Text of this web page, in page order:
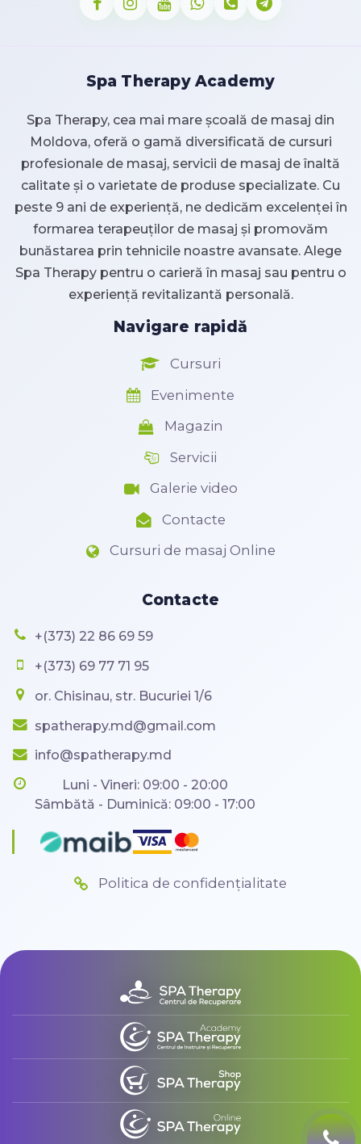
Spa Therapy Academy
Spa Therapy, cea mai mare școală de masaj din
Moldova, oferă o gamă diversificată de cursuri
profesionale de masaj, servicii de masaj de înaltă
calitate și o varietate de produse specializate. Cu
peste 9 ani de experiență, ne dedicăm excelenței în
formarea terapeuților de masaj și promovăm
bunăstarea prin tehnicile noastre avansate. Alege
Spa Therapy pentru o carieră în masaj sau pentru o
experiență revitalizantă personală.
Navigare rapidă
Cursuri
Evenimente
Magazin
Servicii
Galerie video
Contacte
Cursuri de masaj Online
Contacte
+(373) 22 86 69 59
+(373) 69 77 71 95
or. Chisinau, str. Bucuriei 1/6
spatherapy.md@gmail.com
info@spatherapy.md
Luni - Vineri: 09:00 - 20:00
Sâmbătă - Duminică: 09:00 - 17:00
Politica de confidențialitate